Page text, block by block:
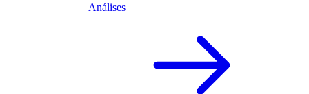
Análises